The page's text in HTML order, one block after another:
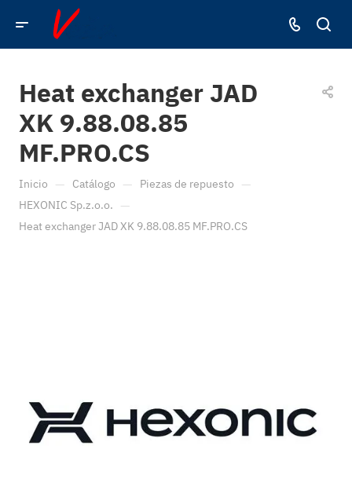
Heat exchanger JAD
XK 9.88.08.85
MF.PRO.CS
Inicio — Catálogo — Piezas de repuesto —
HEXONIC Sp.z.o.o. —
Heat exchanger JAD XK 9.88.08.85 MF.PRO.CS